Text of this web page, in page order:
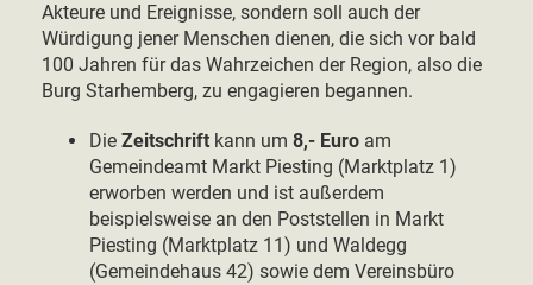
Akteure und Ereignisse, sondern soll auch der
Würdigung jener Menschen dienen, die sich vor bald
100 Jahren für das Wahrzeichen der Region, also die
Burg Starhemberg, zu engagieren begannen.
Die Zeitschrift kann um 8,- Euro am
Gemeindeamt Markt Piesting (Marktplatz 1)
erworben werden und ist außerdem
beispielsweise an den Poststellen in Markt
Piesting (Marktplatz 11) und Waldegg
(Gemeindehaus 42) sowie dem Vereinsbüro